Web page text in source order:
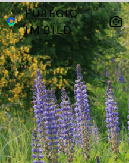
EUREGIO
IM BILD
Archiv 482